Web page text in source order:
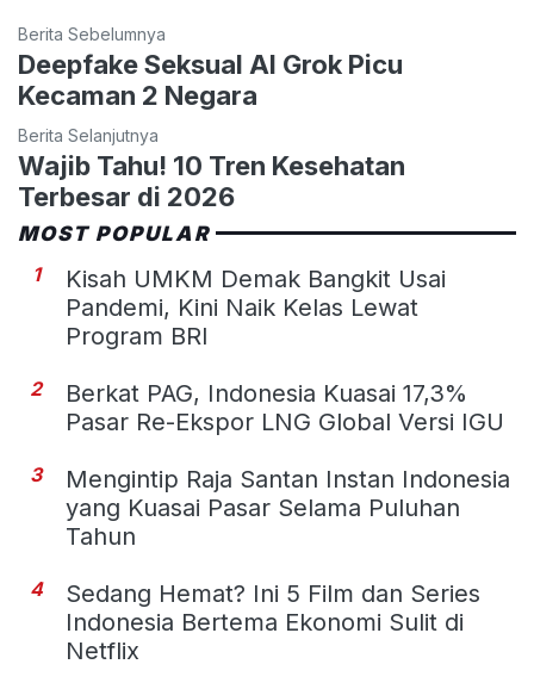
Berita Sebelumnya
Deepfake Seksual AI Grok Picu
Kecaman 2 Negara
Berita Selanjutnya
Wajib Tahu! 10 Tren Kesehatan
Terbesar di 2026
MOST POPULAR
1
Kisah UMKM Demak Bangkit Usai
Pandemi, Kini Naik Kelas Lewat
Program BRI
2
Berkat PAG, Indonesia Kuasai 17,3%
Pasar Re-Ekspor LNG Global Versi IGU
3
Mengintip Raja Santan Instan Indonesia
yang Kuasai Pasar Selama Puluhan
Tahun
4
Sedang Hemat? Ini 5 Film dan Series
Indonesia Bertema Ekonomi Sulit di
Netflix